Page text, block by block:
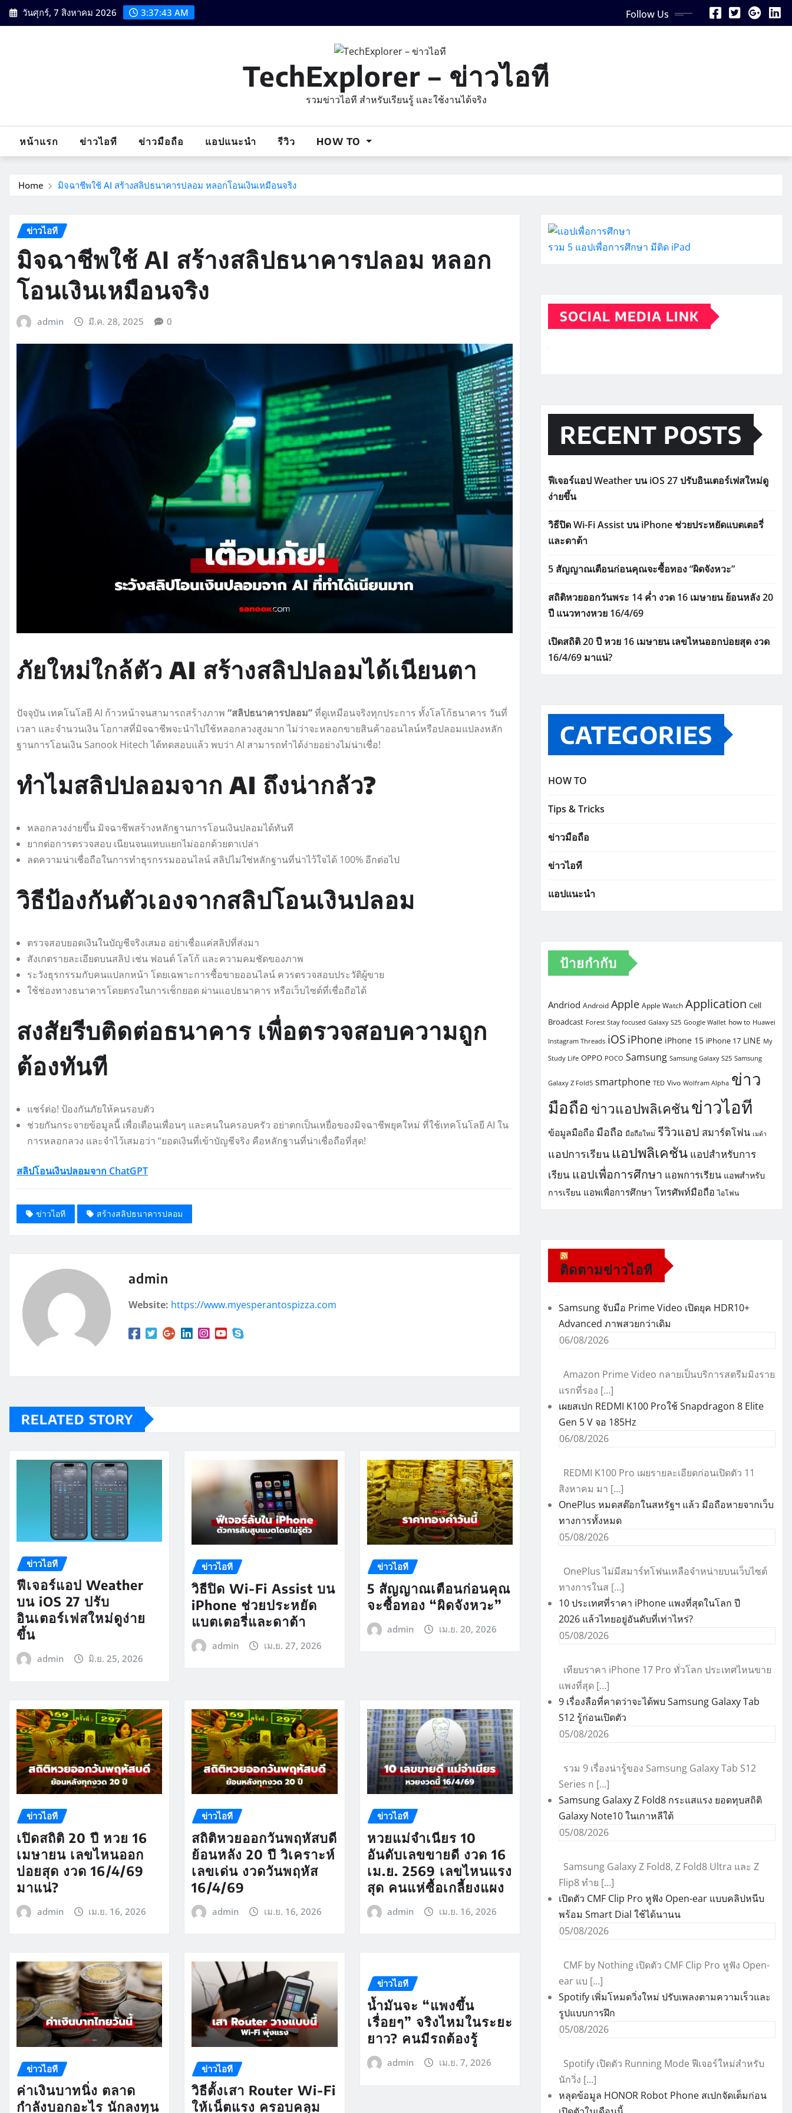
Skip
to
วันศุกร์, 7 สิงหาคม 2026 3:37:44 AM Follow Us
TechExplorer – ข่าวไอที
รวมข่าวไอที สำหรับเรียนรู้ และใช้งานได้จริง
หน้าแรก ข่าวไอที ข่าวมือถือ แอปแนะนำ รีวิว HOW TO
Home มิจฉาชีพใช้ AI สร้างสลิปธนาคารปลอม หลอกโอนเงินเหมือนจริง
ข่าวไอที
มิจฉาชีพใช้ AI สร้างสลิปธนาคารปลอม หลอก
โอนเงินเหมือนจริง
admin มี.ค. 28, 2025 0
ภัยใหม่ใกล้ตัว AI สร้างสลิปปลอมได้เนียนตา
ปัจจุบัน เทคโนโลยี AI ก้าวหน้าจนสามารถสร้างภาพ “สลิปธนาคารปลอม”ที่ดูเหมือนจริงทุกประการ ทั้งโลโก้ธนาคาร วันที่
เวลา และจำนวนเงิน โอกาสที่มิจฉาชีพจะนำไปใช้หลอกลวงสูงมาก ไม่ว่าจะหลอกขายสินค้าออนไลน์หรือปลอมแปลงหลัก
ฐานการโอนเงิน Sanook Hitech ได้ทดสอบแล้ว พบว่า AI สามารถทำได้ง่ายอย่างไม่น่าเชื่อ!
ทำไมสลิปปลอมจาก AI ถึงน่ากลัว?
หลอกลวงง่ายขึ้น มิจฉาชีพสร้างหลักฐานการโอนเงินปลอมได้ทันที
ยากต่อการตรวจสอบ เนียนจนแทบแยกไม่ออกด้วยตาเปล่า
ลดความน่าเชื่อถือในการทำธุรกรรมออนไลน์ สลิปไม่ใช่หลักฐานที่น่าไว้ใจได้ 100% อีกต่อไป
วิธีป้องกันตัวเองจากสลิปโอนเงินปลอม
ตรวจสอบยอดเงินในบัญชีจริงเสมอ อย่าเชื่อแค่สลิปที่ส่งมา
สังเกตรายละเอียดบนสลิป เช่น ฟอนต์ โลโก้ และความคมชัดของภาพ
ระวังธุรกรรมกับคนแปลกหน้า โดยเฉพาะการซื้อขายออนไลน์ ควรตรวจสอบประวัติผู้ขาย
ใช้ช่องทางธนาคารโดยตรงในการเช็กยอด ผ่านแอปธนาคาร หรือเว็บไซต์ที่เชื่อถือได้
สงสัยรีบติดต่อธนาคาร เพื่อตรวจสอบความถูก
ต้องทันที
แชร์ต่อ! ป้องกันภัยให้คนรอบตัว
ช่วยกันกระจายข้อมูลนี้ เพื่อเตือนเพื่อนๆ และคนในครอบครัว อย่าตกเป็นเหยื่อของมิจฉาชีพยุคใหม่ ที่ใช้เทคโนโลยี AI ใน
การหลอกลวง และจำไว้เสมอว่า “ยอดเงินที่เข้าบัญชีจริง คือหลักฐานที่น่าเชื่อถือที่สุด!
สลิปโอนเงินปลอมจาก ChatGPT
ข่าวไอที สร้างสลิปธนาคารปลอม
admin
Website: https://www.myesperantospizza.com
RELATED STORY
ข่าวไอที
ฟีเจอร์แอป Weather
บน iOS 27 ปรับ
อินเตอร์เฟสใหม่ดูง่าย
ขึ้น
admin มิ.ย. 25, 2026
ข่าวไอที
วิธีปิด Wi-Fi Assist บน
iPhone ช่วยประหยัด
แบตเตอรี่และดาต้า
admin เม.ย. 27, 2026
ข่าวไอที
5 สัญญาณเตือนก่อนคุณ
จะซื้อทอง “ผิดจังหวะ”
admin เม.ย. 20, 2026
ข่าวไอที
เปิดสถิติ 20 ปี หวย 16
เมษายน เลขไหนออก
บ่อยสุด งวด 16/4/69
มาแน่?
admin เม.ย. 16, 2026
ข่าวไอที
สถิติหวยออกวันพฤหัสบดี
ย้อนหลัง 20 ปี วิเคราะห์
เลขเด่น งวดวันพฤหัส
16/4/69
admin เม.ย. 16, 2026
ข่าวไอที
หวยแม่จำเนียร 10
อันดับเลขขายดี งวด 16
เม.ย. 2569 เลขไหนแรง
สุด คนแห่ซื้อเกลี้ยงแผง
admin เม.ย. 16, 2026
ข่าวไอที
ค่าเงินบาทนิ่ง ตลาด
กำลังบอกอะไร นักลงทุน
ข่าวไอที
วิธีตั้งเสา Router Wi-Fi
ให้เน็ตแรง ครอบคลุม
ข่าวไอที
น้ำมันจะ “แพงขึ้น
เรื่อยๆ” จริงไหมในระยะ
ยาว? คนมีรถต้องรู้
admin เม.ย. 7, 2026
รวม 5 แอปเพื่อการศึกษา มีติด iPad
SOCIAL MEDIA LINK
RECENT POSTS
ฟีเจอร์แอป Weather บน iOS 27 ปรับอินเตอร์เฟสใหม่ดู
ง่ายขึ้น
วิธีปิด Wi-Fi Assist บน iPhone ช่วยประหยัดแบตเตอรี่
และดาต้า
5 สัญญาณเตือนก่อนคุณจะซื้อทอง “ผิดจังหวะ”
สถิติหวยออกวันพระ 14 ค่ำ งวด 16 เมษายน ย้อนหลัง 20
ปี แนวทางหวย 16/4/69
เปิดสถิติ 20 ปี หวย 16 เมษายน เลขไหนออกบ่อยสุด งวด
16/4/69 มาแน่?
CATEGORIES
HOW TO
Tips & Tricks
ข่าวมือถือ
ข่าวไอที
แอปแนะนำ
ป้ายกำกับ
Andriod Android Apple Apple Watch Application Cell
Broadcast Forest Stay focused Galaxy S25 Google Wallet how to Huawei
Instagram Threads iOS iPhone iPhone 15 iPhone 17 LINE My
Study Life OPPO POCO Samsung Samsung Galaxy S25 Samsung
Galaxy Z Fold5 smartphone TED Vivo Wolfram Alpha ข่าว
มือถือ ข่าวแอปพลิเคชันข่าวไอที
ข้อมูลมือถือ มือถือ มือถือใหม่ รีวิวแอป สมาร์ตโฟน เมต้า
แอปการเรียน แอปพลิเคชัน แอปสำหรับการ
เรียน แอปเพื่อการศึกษา แอพการเรียน แอพสำหรับ
การเรียน แอพเพื่อการศึกษา โทรศัพท์มือถือ ไอโฟน
ติดตามข่าวไอที
Samsung จับมือ Prime Video เปิดยุค HDR10+
Advanced ภาพสวยกว่าเดิม
06/08/2026
Amazon Prime Video กลายเป็นบริการสตรีมมิงราย
แรกที่รอง […]
เผยสเปก REDMI K100 Proใช้ Snapdragon 8 Elite
Gen 5 V จอ 185Hz
06/08/2026
REDMI K100 Pro เผยรายละเอียดก่อนเปิดตัว 11
สิงหาคม มา […]
OnePlus หมดสต๊อกในสหรัฐฯ แล้ว มือถือหายจากเว็บ
ทางการทั้งหมด
05/08/2026
OnePlus ไม่มีสมาร์ทโฟนเหลือจำหน่ายบนเว็บไซต์
ทางการในส […]
10 ประเทศที่ราคา iPhone แพงที่สุดในโลก ปี
2026 แล้วไทยอยู่อันดับที่เท่าไหร่?
05/08/2026
เทียบราคา iPhone 17 Pro ทั่วโลก ประเทศไหนขาย
แพงที่สุด […]
9 เรื่องลือที่คาดว่าจะได้พบ Samsung Galaxy Tab
S12 รู้ก่อนเปิดตัว
05/08/2026
รวม 9 เรื่องน่ารู้ของ Samsung Galaxy Tab S12
Series ก […]
Samsung Galaxy Z Fold8 กระแสแรง ยอดทุบสถิติ
Galaxy Note10 ในเกาหลีใต้
05/08/2026
Samsung Galaxy Z Fold8, Z Fold8 Ultra และ Z
Flip8 ทำย […]
เปิดตัว CMF Clip Pro หูฟัง Open-ear แบบคลิปหนีบ
พร้อม Smart Dial ใช้ได้นานน
05/08/2026
CMF by Nothing เปิดตัว CMF Clip Pro หูฟัง Open-
ear แบ […]
Spotify เพิ่มโหมดวิ่งใหม่ ปรับเพลงตามความเร็วและ
รูปแบบการฝึก
05/08/2026
Spotify เปิดตัว Running Mode ฟีเจอร์ใหม่สำหรับ
นักวิ่ง […]
หลุดข้อมูล HONOR Robot Phone สเปกจัดเต็มก่อน